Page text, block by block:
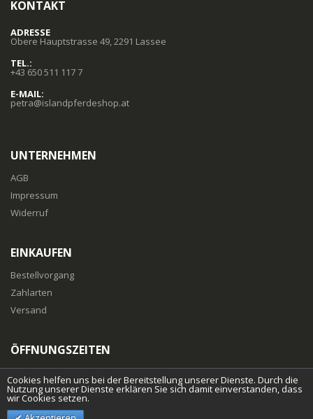
KONTAKT
ADRESSE
Obere Hauptstrasse 49, 2291 Lassee
TEL.:
+43 650 511 117 7
E-MAIL:
petra@islandpferdeshop.at
UNTERNEHMEN
AGB
Impressum
Widerruf
EINKAUFEN
Bestellvorgang
Zahlarten
Versand
ÖFFNUNGSZEITEN
Cookies helfen uns bei der Bereitstellung unserer Dienste. Durch die
Nutzung unserer Dienste erklären Sie sich damit einverstanden, dass
wir Cookies setzen.